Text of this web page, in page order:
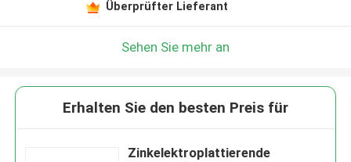
Überprüfter Lieferant
Sehen Sie mehr an
Erhalten Sie den besten Preis für
Zinkelektroplattierende